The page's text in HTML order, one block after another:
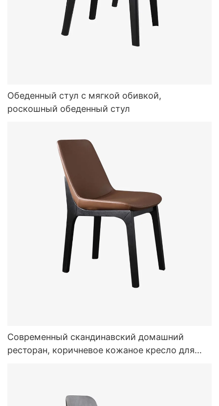
Обеденный стул с мягкой обивкой,
роскошный обеденный стул
Современный скандинавский домашний
ресторан, коричневое кожаное кресло для